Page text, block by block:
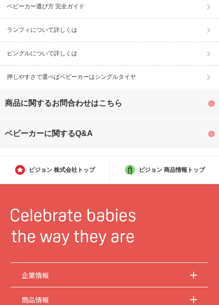
ベビーカー選び方 完全ガイド
ランフィについて詳しくは
ビングルについて詳しくは
押しやすさで選べばベビーカーはシングルタイヤ
商品に関するお問合わせはこちら
ベビーカーに関するQ&A
ピジョン 株式会社トップ ピジョン 商品情報トップ
企業情報
商品情報